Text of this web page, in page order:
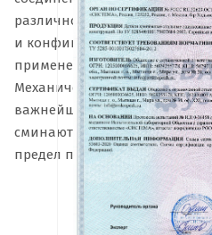
различного диаметра (от
и конфигурации
применения
Механическую прочность
важнейших показателя:
сминаются
предел прочности на